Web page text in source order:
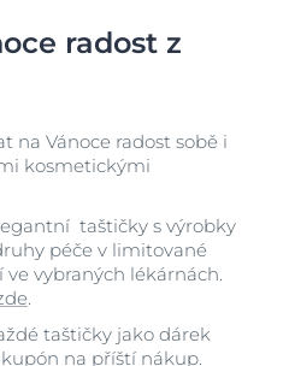
radost z
na Vánoce radost sobě i
kosmetickými
taštičky s výrobky
péče v limitované
vybraných lékárnách.
.
taštičky jako dárek
na příští nákup.